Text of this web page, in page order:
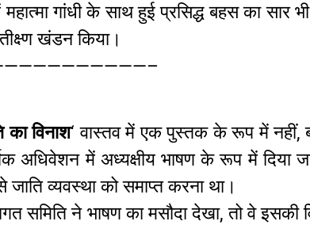
गांधी के साथ हुई प्रसिद्ध बहस का सार
खंडन किया।
का विनाश‘ वास्तव में एक पुस्तक के रूप में नहीं,
अधिवेशन में अध्यक्षीय भाषण के रूप में दिया
व्यवस्था को समाप्त करना था।
समिति ने भाषण का मसौदा देखा, तो वे